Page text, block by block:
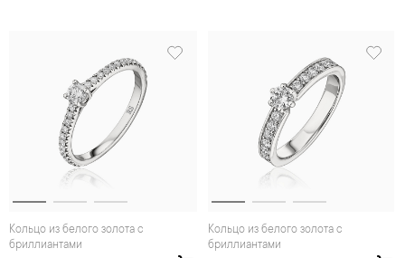
Кольцо из белого золота с
бриллиантами
Кольцо из белого золота с
бриллиантами